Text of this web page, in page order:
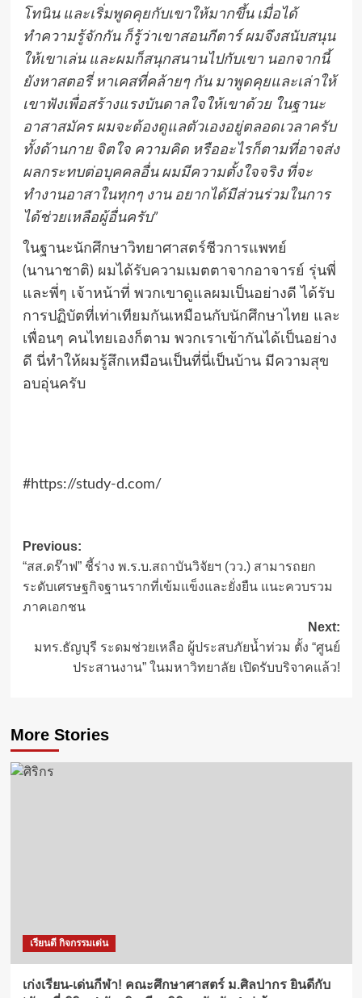
โทนิน และเริ่มพูดคุยกับเขาให้มากขึ้น เมื่อได้
ทำความรู้จักกัน ก็รู้ว่าเขาสอนกีตาร์ ผมจึงสนับสนุน
ให้เขาเล่น และผมก็สนุกสนานไปกับเขา นอกจากนี้
ยังหาสตอรี่ หาเคสที่คล้ายๆ กัน มาพูดคุยและเล่าให้
เขาฟังเพื่อสร้างแรงบันดาลใจให้เขาด้วย ในฐานะ
อาสาสมัคร ผมจะต้องดูแลตัวเองอยู่ตลอดเวลาครับ
ทั้งด้านกาย จิตใจ ความคิด หรืออะไรก็ตามที่อาจส่ง
ผลกระทบต่อบุคคลอื่น ผมมีความตั้งใจจริง ที่จะ
ทำงานอาสาในทุกๆ งาน อยากได้มีส่วนร่วมในการ
ได้ช่วยเหลือผู้อื่นครับ”
ในฐานะนักศึกษาวิทยาศาสตร์ชีวการแพทย์
(นานาชาติ) ผมได้รับความเมตตาจากอาจารย์ รุ่นพี่
และพี่ๆ เจ้าหน้าที่ พวกเขาดูแลผมเป็นอย่างดี ได้รับ
การปฏิบัตที่เท่าเทียมกันเหมือนกับนักศึกษาไทย และ
เพื่อนๆ คนไทยเองก็ตาม พวกเราเข้ากันได้เป็นอย่าง
ดี นี่ทำให้ผมรู้สึกเหมือนเป็นที่นี่เป็นบ้าน มีความสุข
อบอุ่นครับ
#https://study-d.com/
Post
navigation
Previous:
“สส.ดร๊าฟ” ชี้ร่าง พ.ร.บ.สถาบันวิจัยฯ (วว.) สามารถยก
ระดับเศรษฐกิจ​ฐานราก​ที่เข้มแข็ง​และยั่งยืน แนะควบรวม
ภาคเอกชน
Next:
มทร.ธัญบุรี ระดมช่วยเหลือ ผู้ประสบภัยน้ำท่วม ตั้ง “ศูนย์
ประสานงาน” ในมหาวิทยาลัย เปิดรับบริจาคแล้ว!
More Stories
เรียนดี กิจกรรมเด่น
เก่งเรียน-เด่นกีฬา! คณะศึกษาศาสตร์ ม.ศิลปากร ยินดีกับ